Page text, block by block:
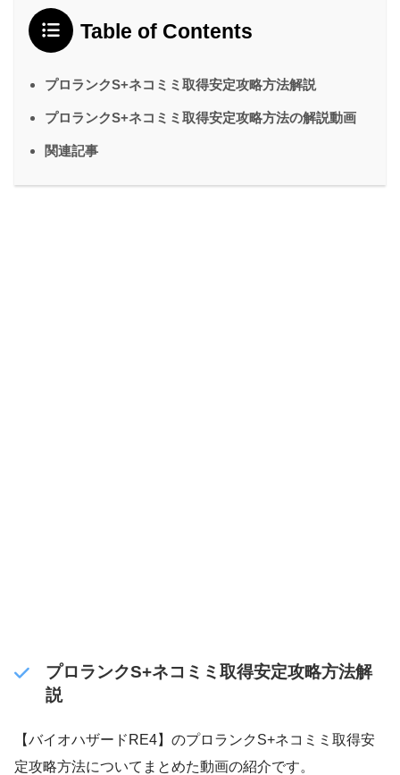
Table of Contents
プロランクS+ネコミミ取得安定攻略方法解説
プロランクS+ネコミミ取得安定攻略方法の解説動画
関連記事
プロランクS+ネコミミ取得安定攻略方法解
説
【バイオハザードRE4】のプロランクS+ネコミミ取得安
定攻略方法についてまとめた動画の紹介です。